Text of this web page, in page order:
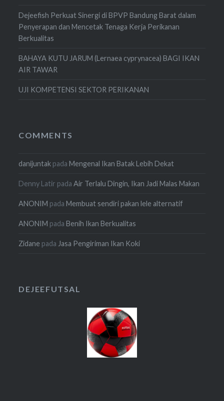
Dejeefish Perkuat Sinergi di BPVP Bandung Barat dalam
Penyerapan dan Mencetak Tenaga Kerja Perikanan
Berkualitas
BAHAYA KUTU JARUM (Lernaea cyprynacea) BAGI IKAN
AIR TAWAR
UJI KOMPETENSI SEKTOR PERIKANAN
COMMENTS
danijuntak padaMengenal Ikan Batak Lebih Dekat
Denny Latir padaAir Terlalu Dingin, Ikan Jadi Malas Makan
ANONIM padaMembuat sendiri pakan lele alternatif
ANONIM padaBenih Ikan Berkualitas
Zidane padaJasa Pengiriman Ikan Koki
DEJEEFUTSAL